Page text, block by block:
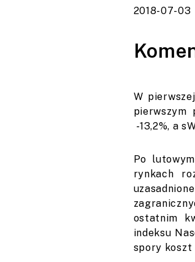
2018-07-03
W
pierwszym
-13,2%, a
Po
rynkach
ostatnim
indeksu
spory koszt